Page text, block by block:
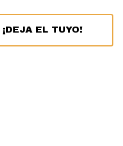
¡DEJA EL TUYO!